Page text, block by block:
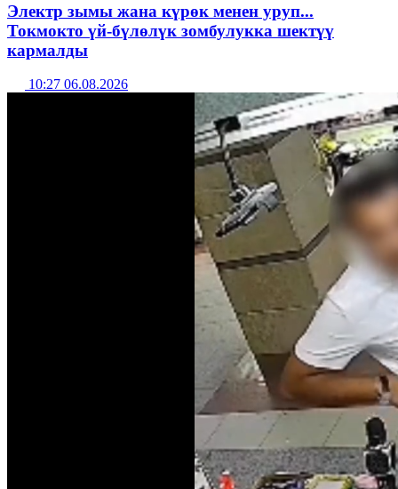
Электр зымы жана күрөк менен уруп...
Токмокто үй-бүлөлүк зомбулукка шектүү
кармалды
10:27 06.08.2026